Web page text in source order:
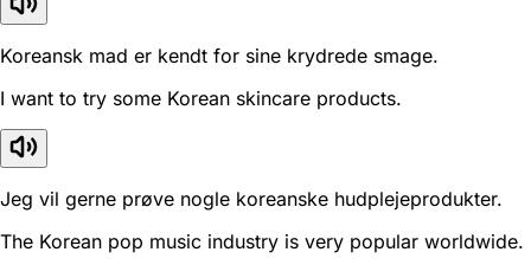
Koreansk mad er kendt for sine krydrede smage.
I want to try some Korean skincare products.
Jeg vil gerne prøve nogle koreanske hudplejeprodukter.
The Korean pop music industry is very popular worldwide.